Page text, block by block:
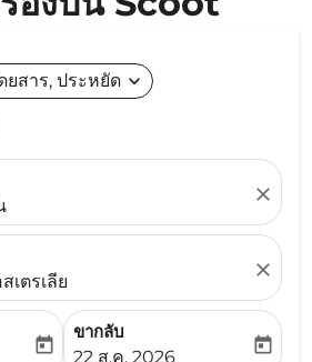
ยสาร, ประหยัด expand_more
close
เตรเลีย
close
date-aria-label
today
ขากลับ
fc-booking-return-date-
22 ส.ค. 2026
today